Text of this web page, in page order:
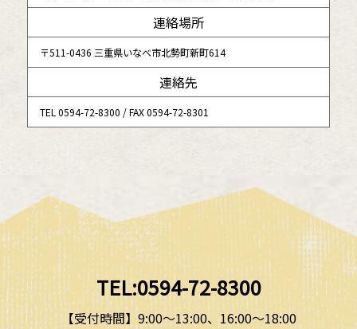
連絡場所
〒511-0436 三重県いなべ市北勢町新町614
連絡先
TEL 0594-72-8300 / FAX 0594-72-8301
TEL:0594-72-8300
【受付時間】9:00〜13:00、16:00〜18:00